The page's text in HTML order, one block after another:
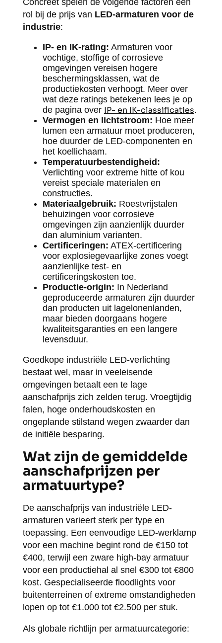
rol bij de prijs van LED-armaturen voor de
industrie:
IP- en IK-rating: Armaturen voor
vochtige, stoffige of corrosieve
omgevingen vereisen hogere
beschermingsklassen, wat de
productiekosten verhoogt. Meer over
wat deze ratings betekenen lees je op
de pagina over IP- en IK-classificaties.
Vermogen en lichtstroom: Hoe meer
lumen een armatuur moet produceren,
hoe duurder de LED-componenten en
het koellichaam.
Temperatuurbestendigheid:
Verlichting voor extreme hitte of kou
vereist speciale materialen en
constructies.
Materiaalgebruik: Roestvrijstalen
behuizingen voor corrosieve
omgevingen zijn aanzienlijk duurder
dan aluminium varianten.
Certificeringen: ATEX-certificering
voor explosiegevaarlijke zones voegt
aanzienlijke test- en
certificeringskosten toe.
Productie-origin: In Nederland
geproduceerde armaturen zijn duurder
dan producten uit lagelonenlanden,
maar bieden doorgaans hogere
kwaliteitsgaranties en een langere
levensduur.
Goedkope industriële LED-verlichting
bestaat wel, maar in veeleisende
omgevingen betaalt een te lage
aanschafprijs zich zelden terug. Vroegtijdig
falen, hoge onderhoudskosten en
ongeplande stilstand wegen zwaarder dan
de initiële besparing.
Wat zijn de gemiddelde
aanschafprijzen per
armatuurtype?
De aanschafprijs van industriële LED-
armaturen varieert sterk per type en
toepassing. Een eenvoudige LED-werklamp
voor een machine begint rond de €150 tot
€400, terwijl een zware high-bay armatuur
voor een productiehal al snel €300 tot €800
kost. Gespecialiseerde floodlights voor
buitenterreinen of extreme omstandigheden
lopen op tot €1.000 tot €2.500 per stuk.
Als globale richtlijn per armatuurcategorie: